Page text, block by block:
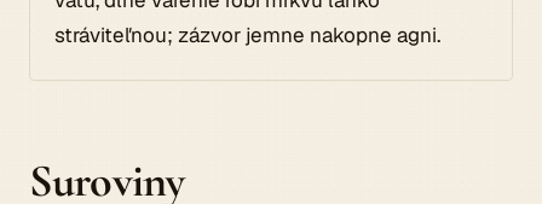
stráviteľnou; zázvor jemne nakopne agni.
Suroviny